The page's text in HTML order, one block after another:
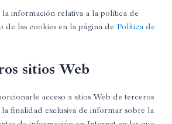
información relativa a la política de
de las cookies en la página de Política de
sitios Web
acceso a sitios Web de terceros
la finalidad exclusiva de informar sobre la